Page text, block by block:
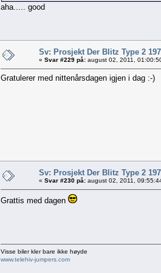
aha..... good
Sv: Prosjekt Der Blitz Type 2
« Svar #229 på: august 02, 2011,
Gratulerer med nittenårsdagen igjen i dag :-)
Sv: Prosjekt Der Blitz Type 2
« Svar #230 på: august 02, 2011,
Grattis med dagen
Visse biler kler bare ikke høyde
www.telehiv-jumpers.com